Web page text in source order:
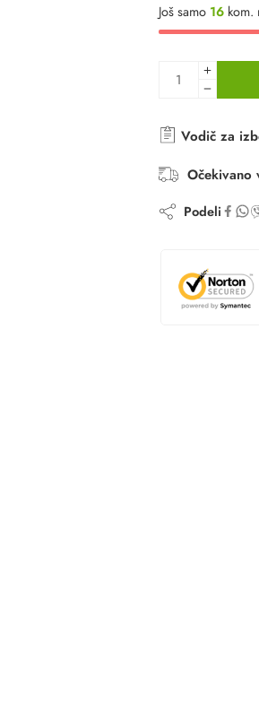
Još samo 16 kom.
Vodič za
Očekivano
Podeli